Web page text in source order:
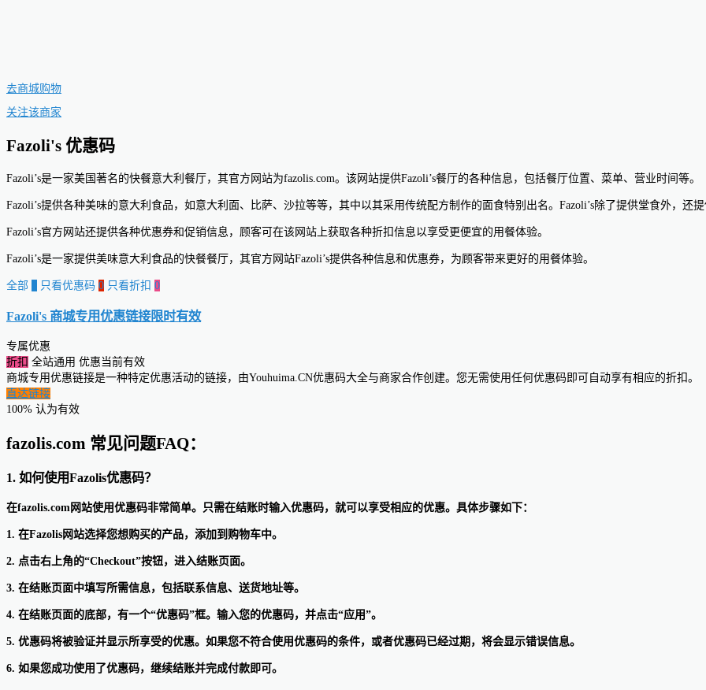
去商城购物
关注该商家
Fazoli's 优惠码
Fazoli’s是一家美国著名的快餐意大利餐厅，其官方网站为fazolis.com。该网站提供Fazoli’s餐厅的各种信息，包括餐厅位置、菜单、营业时间等。
Fazoli’s提供各种美味的意大利食品，如意大利面、比萨、沙拉等等，其中以其采用传统配方制作的面食特别出名。Fazoli’s除了提供堂食外，还提
Fazoli’s官方网站还提供各种优惠券和促销信息，顾客可在该网站上获取各种折扣信息以享受更便宜的用餐体验。
Fazoli’s是一家提供美味意大利食品的快餐餐厅，其官方网站Fazoli’s提供各种信息和优惠券，为顾客带来更好的用餐体验。
全部 只看优惠码 0 只看折扣 0
Fazoli's 商城专用优惠链接限时有效
专属优惠
折扣 全站通用 优惠当前有效
商城专用优惠链接是一种特定优惠活动的链接，由Youhuima.CN优惠码大全与商家合作创建。您无需使用任何优惠码即可自动享有相应的折扣。
直达链接
100% 认为有效
fazolis.com 常见问题FAQ：
1. 如何使用Fazolis优惠码？
在fazolis.com网站使用优惠码非常简单。只需在结账时输入优惠码，就可以享受相应的优惠。具体步骤如下：
1. 在Fazolis网站选择您想购买的产品，添加到购物车中。
2. 点击右上角的“Checkout”按钮，进入结账页面。
3. 在结账页面中填写所需信息，包括联系信息、送货地址等。
4. 在结账页面的底部，有一个“优惠码”框。输入您的优惠码，并点击“应用”。
5. 优惠码将被验证并显示所享受的优惠。如果您不符合使用优惠码的条件，或者优惠码已经过期，将会显示错误信息。
6. 如果您成功使用了优惠码，继续结账并完成付款即可。